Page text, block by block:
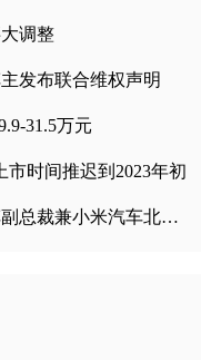
调整
发布联合维权声明
31.5万元
市时间推迟到2023年初
小米集团任命于立国担任小米汽车副总裁兼小米汽车北京总部政委